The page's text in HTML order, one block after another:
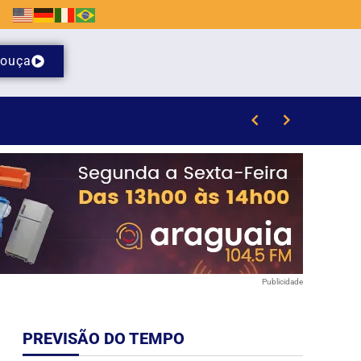
ouça
Publicidade
PREVISÃO DO TEMPO